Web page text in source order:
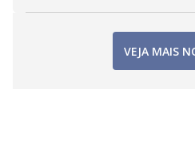
VEJA MAIS